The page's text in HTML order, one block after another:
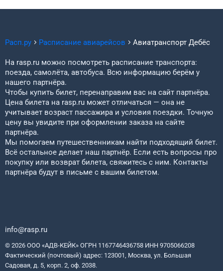
Расп.ру Расписание авиарейсов Авиатранспорт Дебёс
На rasp.ru можно посмотреть расписание транспорта:
поезда, самолёта, автобуса. Всю информацию берём у
нашего партнёра.
Чтобы купить билет, перенаправим вас на сайт партнёра.
Цена билета на rasp.ru может отличаться — она не
учитывает возраст пассажира и условия поездки. Точную
цену вы увидите при оформлении заказа на сайте
партнёра.
Мы помогаем путешественникам найти подходящий билет.
Всё остальное делает наш партнёр. Если есть вопросы про
покупку или возврат билета, свяжитесь с ним. Контакты
партнёра будут в письме с вашим билетом.
info@rasp.ru
© 2026 ООО «АДВ-КЕЙК» ОГРН 1167746436758 ИНН 9705066208
Фактический (почтовый) адрес: 123001, Москва, ул. Большая
Садовая, д. 5, корп. 2, оф. 2038.